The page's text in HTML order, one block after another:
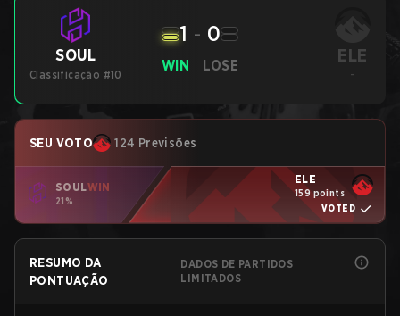
SOUL
Classificação #10
WIN
1 - 0
LOSE ELE
-
SEU VOTO 124 Previsões
SOULWIN
21%
ELE
159 points
VOTED
RESUMO DA
PONTUAÇÃO
DADOS DE PARTIDOS
LIMITADOS